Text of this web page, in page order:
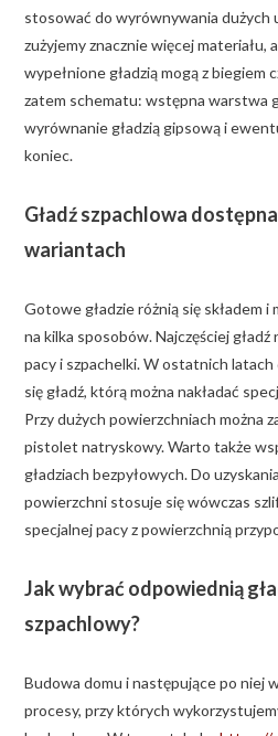
stosować do wyrównywania dużych
zużyjemy znacznie więcej materiału,
wypełnione gładzią mogą z biegiem
zatem schematu: wstępna warstwa
wyrównanie gładzią gipsową i
koniec.
Gładź szpachlowa
wariantach
Gotowe gładzie różnią się składem
na kilka sposobów. Najczęściej gładź
pacy i szpachelki. W ostatnich latach
się gładź, którą można nakładać
Przy dużych powierzchniach można
pistolet natryskowy. Warto także
gładziach bezpyłowych. Do
powierzchni stosuje się wówczas
specjalnej pacy z powierzchnią
Jak wybrać odpowiednią
szpachlowy?
Budowa domu i następujące po niej
procesy, przy których